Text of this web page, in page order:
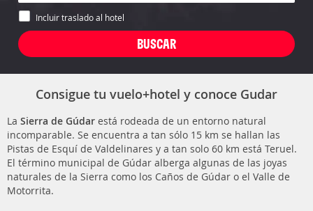
Incluir traslado al hotel
Consigue tu vuelo+hotel y conoce Gudar
La Sierra de Gúdar está rodeada de un entorno natural
incomparable. Se encuentra a tan sólo 15 km se hallan las
Pistas de Esquí de Valdelinares y a tan solo 60 km está Teruel.
El término municipal de Gúdar alberga algunas de las joyas
naturales de la Sierra como los Caños de Gúdar o el Valle de
Motorrita.